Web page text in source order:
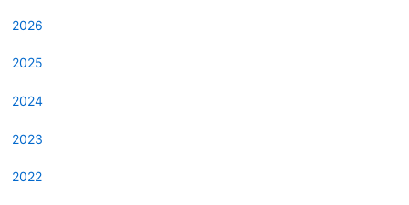
2026
2025
2024
2023
2022